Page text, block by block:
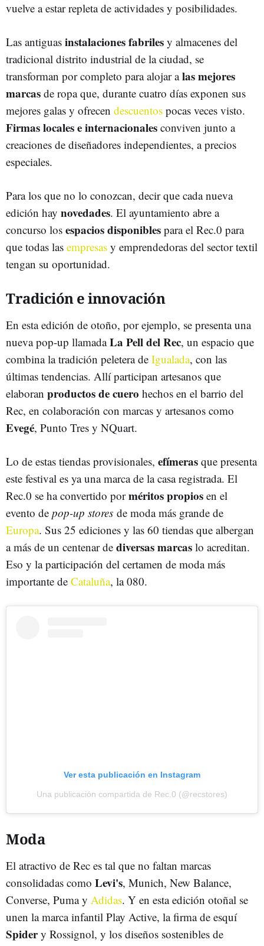
vuelve a estar repleta de actividades y posibilidades.
Las antiguas instalaciones fabriles y almacenes del
tradicional distrito industrial de la ciudad, se
transforman por completo para alojar alas mejores
marcas de ropa que, durante cuatro días exponen sus
mejores galas y ofrecen descuentos pocas veces visto.
Firmas locales e internacionales conviven junto a
creaciones de diseñadores independientes, a precios
especiales.
Para los que no lo conozcan, decir que cada nueva
edición hay novedades. El ayuntamiento abre a
concurso los espacios disponibles para el Rec.0 para
que todas las empresas y emprendedoras del sector textil
tengan su oportunidad.
Tradición e innovación
En esta edición de otoño, por ejemplo, se presenta una
nueva pop-up llamadaLa Pell del Rec, un espacio que
combina la tradición peletera de Igualada, con las
últimas tendencias. Allí participan artesanos que
elaboran productos de cuero hechos en el barrio del
Rec, en colaboración con marcas y artesanos como
Evegé, Punto Tres y NQuart.
Lo de estas tiendas provisionales, efímeras que presenta
este festival es ya una marca de la casa registrada. El
Rec.0 se ha convertido porméritos propios en el
evento de pop-up stores de moda más grande de
Europa. Sus 25 ediciones y las 60 tiendas que albergan
a más de un centenar de diversas marcas lo acreditan.
Eso y la participación del certamen de moda más
importante de Cataluña, la 080.
Ver esta publicación en Instagram
Una publicación compartida de Rec.0 (@recstores)
Moda
El atractivo de Rec es tal que no faltan marcas
consolidadas como Levi's, Munich, New Balance,
Converse, Puma y Adidas. Y en esta edición otoñal se
unen la marca infantil Play Active, la firma de esquí
Spidery Rossignol, y los diseños sostenibles de